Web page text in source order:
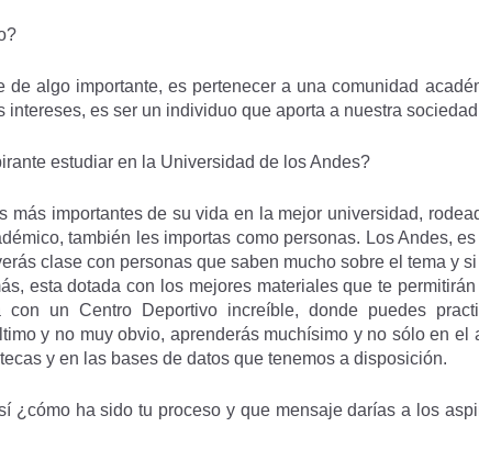
de algo importante, es pertenecer a una comunidad
intereses, es ser un individuo que aporta a nuestra
estudiar en la Universidad de los Andes?
más importantes de su vida en la mejor universidad,
también les importas como personas. Los Andes,
clase con personas que saben mucho sobre el tema y
esta dotada con los mejores materiales que te
con un Centro Deportivo increíble, donde puedes
y no muy obvio, aprenderás muchísimo y no sólo en
y en las bases de datos que tenemos a disposición.
¿cómo ha sido tu proceso y que mensaje darías a los